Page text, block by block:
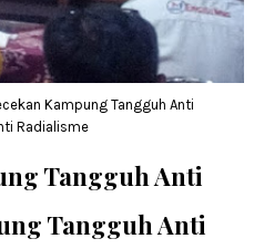
Kampung Tangguh Anti
Radialisme
Tangguh Anti
Tangguh Anti